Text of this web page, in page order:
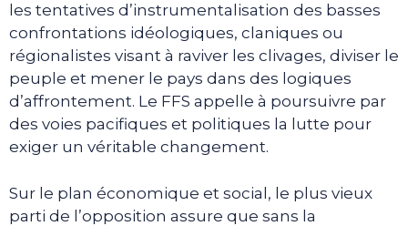
les tentatives d’instrumentalisation des basses
confrontations idéologiques, claniques ou
régionalistes visant à raviver les clivages, diviser le
peuple et mener le pays dans des logiques
d’affrontement. Le FFS appelle à poursuivre par
des voies pacifiques et politiques la lutte pour
exiger un véritable changement.
Sur le plan économique et social, le plus vieux
parti de l’opposition assure que sans la